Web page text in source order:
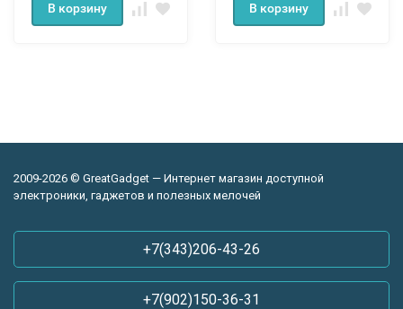
В корзину В корзину
2009-2026 © GreatGadget — Интернет магазин доступной
электроники, гаджетов и полезных мелочей
+7(343)206-43-26
+7(902)150-36-31